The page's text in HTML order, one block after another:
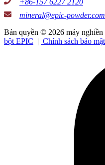
+86-157 6227 2120
mineral@epic-powder.com
Bản quyền © 2026 máy
bột EPIC | Chính sách bảo mật